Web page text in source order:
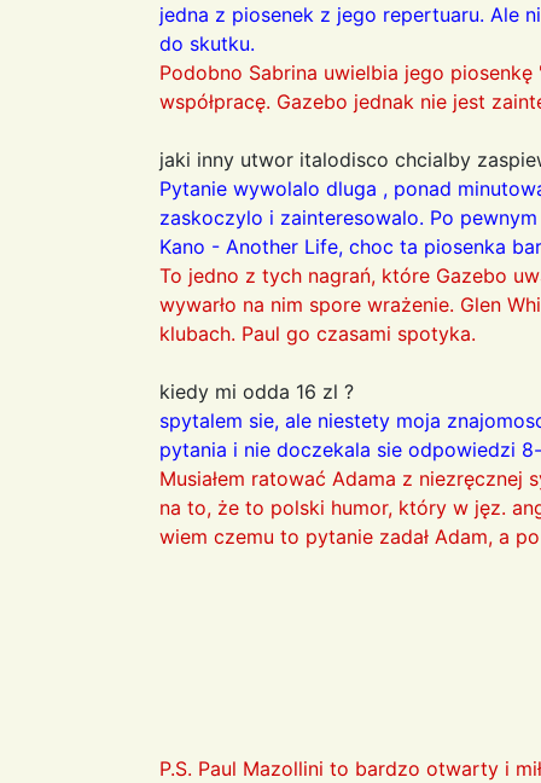
jedna z piosenek z jego repertuaru. Ale
do skutku.
Podobno Sabrina uwielbia jego piosenkę
współpracę. Gazebo jednak nie jest
jaki inny utwor italodisco chcialby
Pytanie wywolalo dluga , ponad
zaskoczylo i zainteresowalo. Po
Kano - Another Life, choc ta piosenka
To jedno z tych nagrań, które Gazebo
wywarło na nim spore wrażenie. Glen
klubach. Paul go czasami spotyka.
kiedy mi odda 16 zl ?
spytalem sie, ale niestety moja
pytania i nie doczekala sie odpowiedzi
Musiałem ratować Adama z niezręcznej
na to, że to polski humor, który w jęz.
wiem czemu to pytanie zadał Adam, a
P.S. Paul Mazollini to bardzo otwarty i